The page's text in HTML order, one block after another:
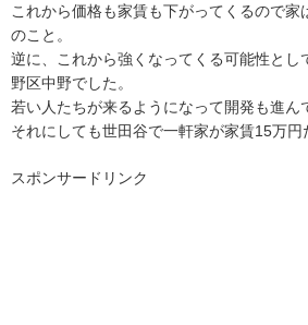
これから価格も家賃も下がってくるので家
のこと。
逆に、これから強くなってくる可能性とし
野区中野でした。
若い人たちが来るようになって開発も進ん
それにしても世田谷で一軒家が家賃15万円
スポンサードリンク